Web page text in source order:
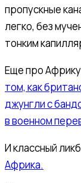
пропускные
легко, без
тонким
Еще про
том, как
джунгли с
в военном
И классный
Африка.